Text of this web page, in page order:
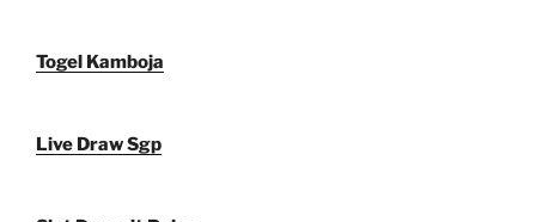
Togel Kamboja
Live Draw Sgp